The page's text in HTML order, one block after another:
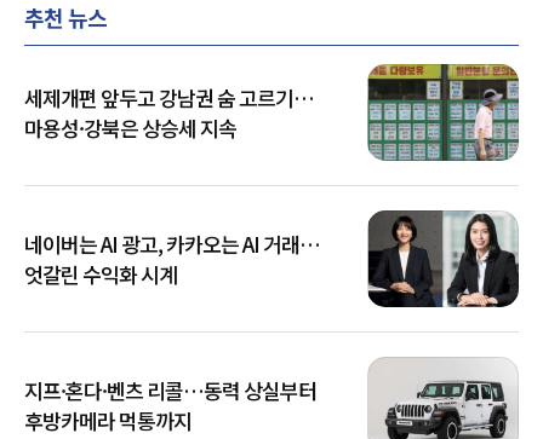
추천 뉴스
세제개편 앞두고 강남권 숨 고르기…
마용성·강북은 상승세 지속
네이버는 AI 광고, 카카오는 AI 거래…
엇갈린 수익화 시계
지프·혼다·벤츠 리콜…동력 상실부터
후방카메라 먹통까지